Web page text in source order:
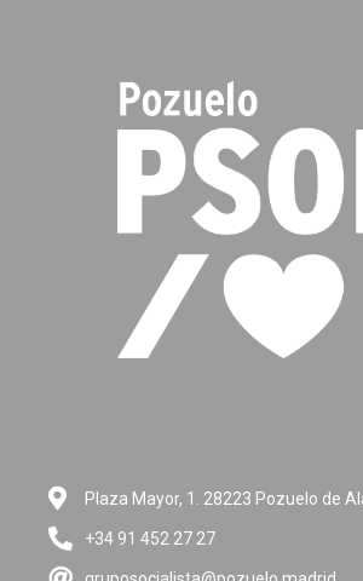
Plaza Mayor, 1. 28223 Pozuelo de
+34 91 452 27 27